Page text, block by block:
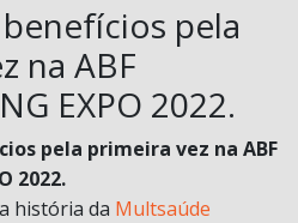
pela
na ABF
EXPO 2022.
pela primeira vez na ABF
2022.
história da Multsaúde